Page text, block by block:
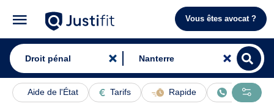
Vous êtes avocat ?
Aide de l'État Tarifs Rapide En ligne